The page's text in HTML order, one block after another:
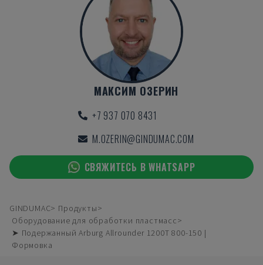
МАКСИМ ОЗЕРИН
+7 937 070 8431
M.OZERIN@GINDUMAC.COM
СВЯЖИТЕСЬ В WHATSAPP
GINDUMAC
Продукты
Оборудование для обработки пластмасс
➤ Подержанный Arburg Allrounder 1200T 800-150 |
Формовка